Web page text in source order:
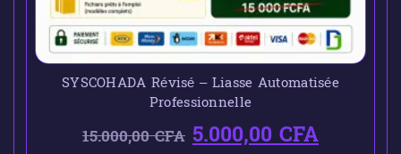
SYSCOHADA Révisé – Liasse Automatisée
Professionnelle
15.000,00CFA 5.000,00CFA